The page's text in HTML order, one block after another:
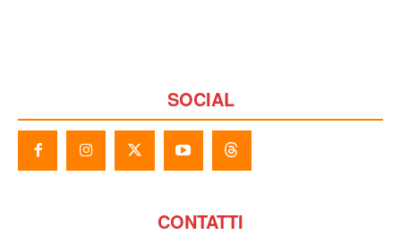
SOCIAL
CONTATTI